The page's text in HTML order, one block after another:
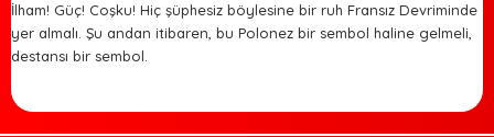
İlham! Güç! Coşku! Hiç şüphesiz böylesine bir ruh Fransız Devriminde
yer almalı. Şu andan itibaren, bu Polonez bir sembol haline gelmeli,
destansı bir sembol.